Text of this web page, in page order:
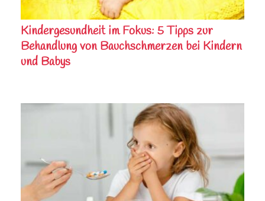
Kindergesundheit im Fokus: 5 Tipps zur
Behandlung von Bauchschmerzen bei Kindern
und Babys